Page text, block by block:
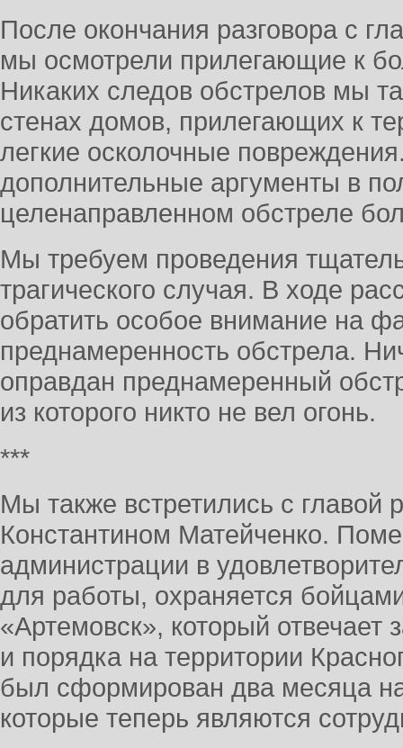
После окончания разговора с
мы осмотрели прилегающие к
Никаких следов обстрелов мы
стенах домов, прилегающих к
легкие осколочные
дополнительные аргументы в
целенаправленном обстреле
Мы требуем проведения
трагического случая. В ходе
обратить особое внимание на
преднамеренность обстрела.
оправдан преднамеренный
из которого никто не вел огонь.
***
Мы также встретились с главой
Константином Матейченко.
администрации в
для работы, охраняется
«Артемовск», который отвечает
и порядка на территории
был сформирован два месяца
которые теперь являются